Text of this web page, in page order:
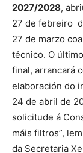
2027/2028,
27 de febreiro
27 de marzo
técnico. O
final, arrancará
elaboración do
24 de abril de
solicitude á
máis filtros”,
da Secretaria